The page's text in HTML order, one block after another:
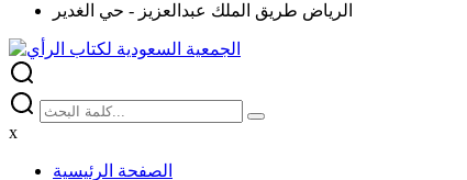
الرياض طريق الملك عبدالعزيز - حي الغدير
x
الصفحة الرئيسية